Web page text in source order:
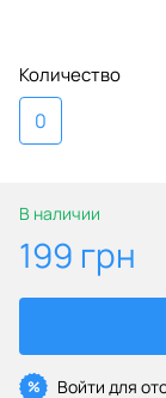
Количество
0
В наличии
199 грн
% Войти для